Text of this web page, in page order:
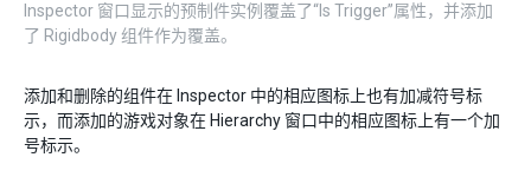
Inspector 窗口显示的预制件实例覆盖了“Is Trigger”属性，并添加
了 Rigidbody 组件作为覆盖。
添加和删除的组件在 Inspector 中的相应图标上也有加减符号标
示，而添加的游戏对象在 Hierarchy 窗口中的相应图标上有一个加
号标示。